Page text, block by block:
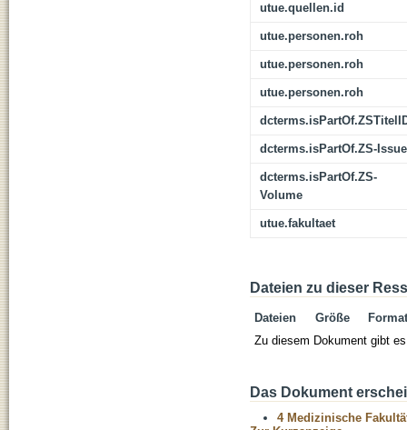
utue.quellen.id
utue.personen.roh
utue.personen.roh
utue.personen.roh
dcterms.isPartOf.ZS-Issue
dcterms.isPartOf.ZS-
Volume
utue.fakultaet
Dateien zu dieser
Dateien Größe
Format
Zu diesem Dokument gibt
Das Dokument
4 Medizinische